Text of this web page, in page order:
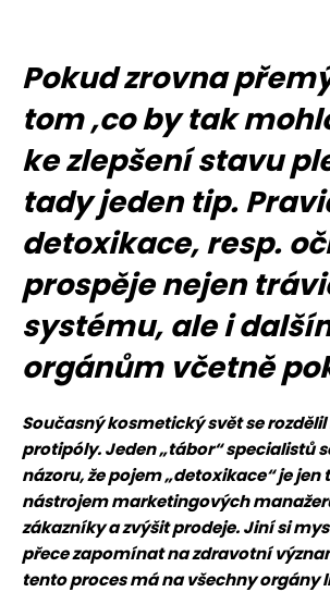
Pokud zrovna
tom ,co by tak
ke zlepšení stavu
tady jeden tip.
detoxikace, resp.
prospěje nejen
systému, ale i
orgánům včetně
Současný kosmetický svět se
protipóly. Jeden „tábor“ specialistů
názoru, že pojem „detoxikace“ je jen
nástrojem marketingových
zákazníky a zvýšit prodeje. Jiní si
přece zapomínat na zdravotní
tento proces má na všechny orgány